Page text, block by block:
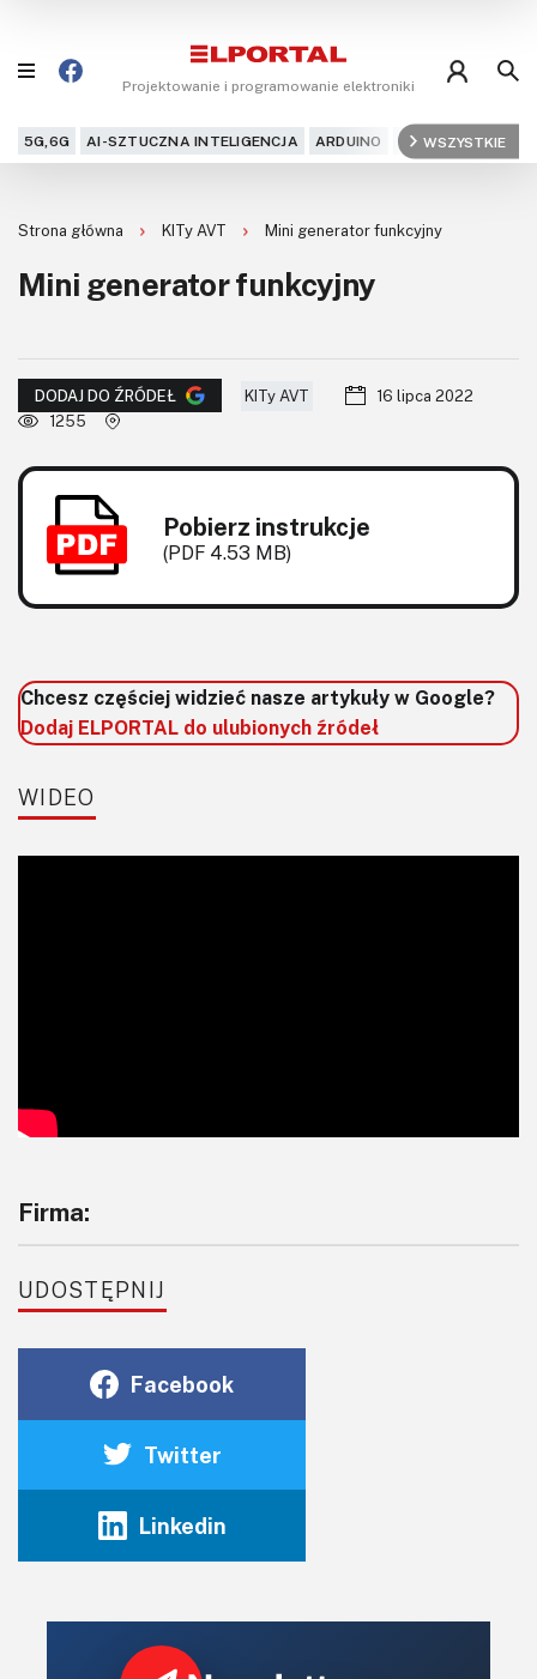
Projektowanie i programowanie elektroniki
5G,6G AI-SZTUCZNA INTELIGENCJA ARDUINO ARM AUDIO
WSZYSTKIE
Czytelnia
KITy AVT
Magazyny
Strona główna KITy AVT Mini generator funkcyjny
Mini generator funkcyjny
DODAJ DO ŹRÓDEŁ KITy AVT
16 lipca 2022
1255
Pobierz instrukcje
(PDF 4.53 MB)
Chcesz częściej widzieć nasze artykuły w Google?
Dodaj ELPORTAL do ulubionych źródeł
WIDEO
Firma:
UDOSTĘPNIJ
Facebook
Twitter
Linkedin